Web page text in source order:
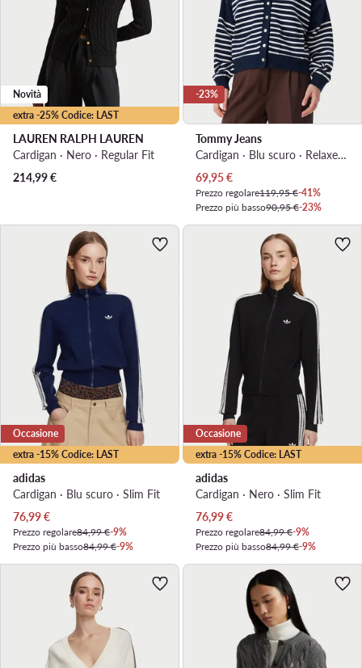
extra -25% Codice: LAST
Novità
LAUREN RALPH LAUREN
Cardigan · Nero · Regular Fit
214,99€
-23%
Tommy Jeans
Cardigan · Blu scuro · Relaxed Fit
Prezzo attuale
69,95€
Prezzo regolare119,95 €-41%
Prezzo più basso90,95 €-23%
extra -15% Codice: LAST
Occasione
adidas
Cardigan · Blu scuro · Slim Fit
Prezzo attuale
76,99€
Prezzo regolare84,99 €-9%
Prezzo più basso84,99 €-9%
extra -15% Codice: LAST
Occasione
adidas
Cardigan · Nero · Slim Fit
Prezzo attuale
76,99€
Prezzo regolare84,99 €-9%
Prezzo più basso84,99 €-9%